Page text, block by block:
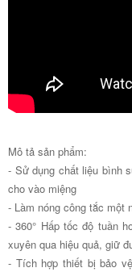
Mô tả sản phẩm:
- Sử dụng chất liệu bình
cho vào miệng
- Làm nóng công tắc một
- 360° Hấp tốc độ tuần
xuyên qua hiệu quả, giữ
- Tích hợp thiết bị bảo